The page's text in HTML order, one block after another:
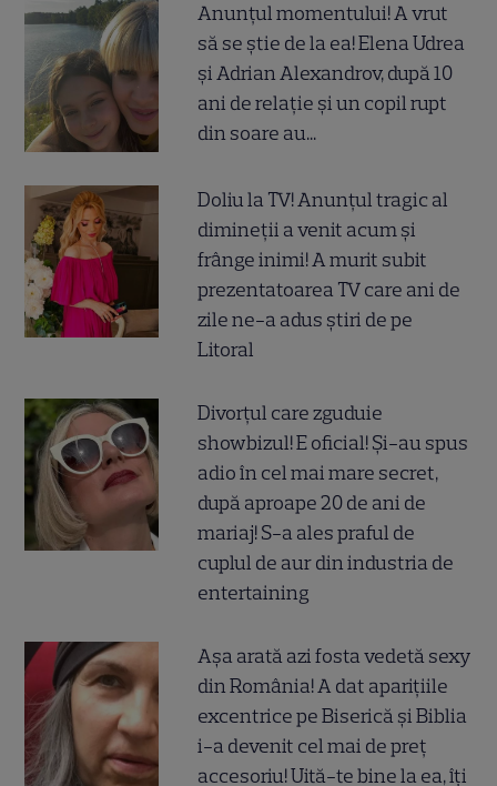
Anunțul momentului! A vrut
să se știe de la ea! Elena Udrea
și Adrian Alexandrov, după 10
ani de relație și un copil rupt
din soare au...
Doliu la TV! Anunțul tragic al
dimineții a venit acum și
frânge inimi! A murit subit
prezentatoarea TV care ani de
zile ne-a adus știri de pe
Litoral
Divorțul care zguduie
showbizul! E oficial! Și-au spus
adio în cel mai mare secret,
după aproape 20 de ani de
mariaj! S-a ales praful de
cuplul de aur din industria de
entertaining
Așa arată azi fosta vedetă sexy
din România! A dat aparițiile
excentrice pe Biserică și Biblia
i-a devenit cel mai de preț
accesoriu! Uită-te bine la ea, îți